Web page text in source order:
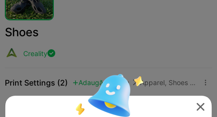
Shoes
Creality
Print Settings (2)  Adaugă Fashion  Apparel, Shoes & Hats 
K2 Plus K2 Pro 